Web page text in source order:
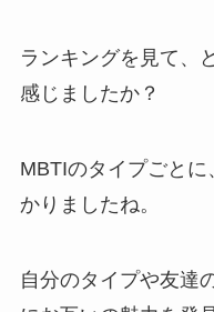
ランキングを見て、
感じましたか？
MBTIのタイプごと
かりましたね。
自分のタイプや友達